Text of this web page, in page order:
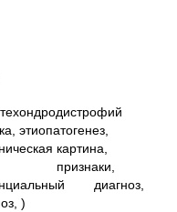
картина,
признаки,
диагноз,
)